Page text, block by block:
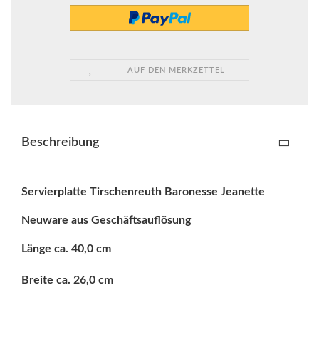
AUF DEN MERKZETTEL
Beschreibung
Servierplatte Tirschenreuth Baronesse Jeanette
Neuware aus Geschäftsauflösung
Länge ca. 40,0 cm
Breite ca. 26,0 cm